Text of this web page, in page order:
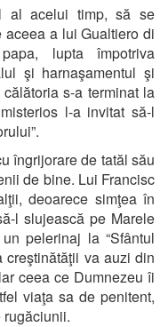
al acelui timp, să se
a lui Gualtiero di
lupta împotriva
şi harnaşamentul şi
s-a terminat la
l-a invitat să-l
îngrijorare de tatăl său
de bine. Lui Francisc
deoarece simţea în
l slujească pe Marele
pelerinaj la “Sfântul
creştinătăţii va auzi din
ceea ce Dumnezeu îi
viaţa sa de penitent,